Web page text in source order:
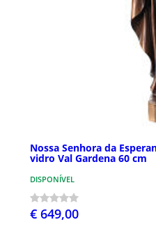
Nossa Senhora da
vidro Val Gardena 60 cm
DISPONÍVEL
€ 649,00